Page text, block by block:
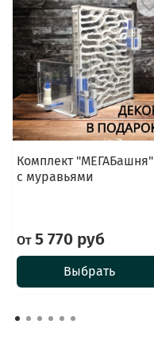
Комплект "МЕГАБашня"
с муравьями
От5 770 руб
Выбрать